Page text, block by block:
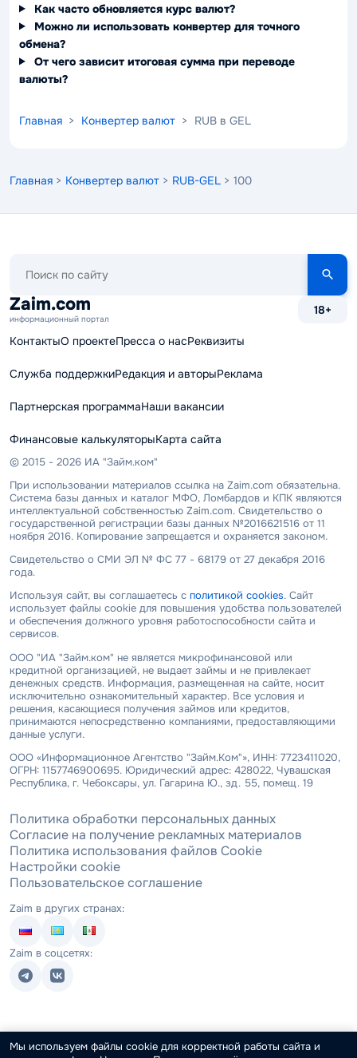
Как часто обновляется курс валют?
Можно ли использовать конвертер для точного
обмена?
От чего зависит итоговая сумма при переводе
валюты?
Главная > Конвертер валют > RUB в GEL
Главная > Конвертер валют > RUB-GEL > 100
сайту
Zaim.com
информационный портал
18+
КонтактыО проектеПресса о насРеквизиты
Служба поддержкиРедакция и авторыРеклама
Партнерская программаНаши вакансии
Финансовые калькуляторыКарта сайта
© 2015 - 2026 ИА "Займ.ком"
При использовании материалов ссылка на Zaim.com обязательна.
Система базы данных и каталог МФО, Ломбардов и КПК являются
интеллектуальной собственностью Zaim.com. Свидетельство о
государственной регистрации базы данных №2016621516 от 11
ноября 2016. Копирование запрещается и охраняется законом.
Свидетельство о СМИ ЭЛ № ФС 77 - 68179 от 27 декабря 2016
года.
Используя сайт, вы соглашаетесь с политикой cookies. Сайт
использует файлы cookie для повышения удобства пользователей
и обеспечения должного уровня работоспособности сайта и
сервисов.
ООО "ИА "Займ.ком" не является микрофинансовой или
кредитной организацией, не выдает займы и не привлекает
денежных средств. Информация, размещенная на сайте, носит
исключительно ознакомительный характер. Все условия и
решения, касающиеся получения займов или кредитов,
принимаются непосредственно компаниями, предоставляющими
данные услуги.
ООО «Информационное Агентство "Займ.Ком"», ИНН: 7723411020,
ОГРН: 1157746900695. Юридический адрес: 428022, Чувашская
Республика, г. Чебоксары, ул. Гагарина Ю., зд. 55, помещ. 19
Политика обработки персональных данных
Согласие на получение рекламных материалов
Политика использования файлов Cookie
Настройки cookie
Пользовательское соглашение
Zaim в других странах:
Zaim в соцсетях:
Мы используем файлы cookie для корректной работы сайта и